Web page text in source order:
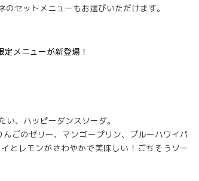
セットメニューもお選びいただけます。
、ハッピーダンスソーダ。
ごのゼリー、マンゴープリン、ブルーハワイパ
とレモンがさわやかで美味しい！ごちそうソー